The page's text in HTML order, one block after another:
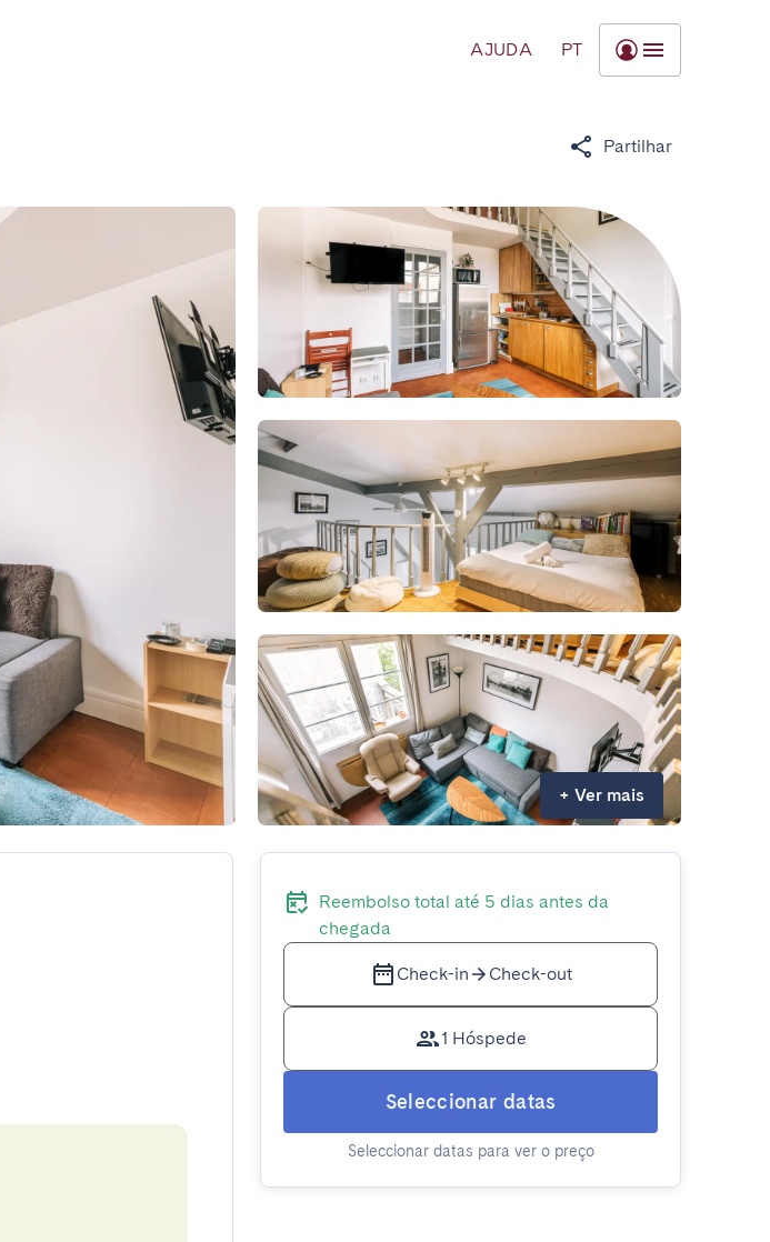
AJUDA PT
Partilhar
+ Ver mais
Reembolso total até 5 dias antes da
chegada
Check-in Check-out
1 Hóspede
Seleccionar datas
Seleccionar datas para ver o preço